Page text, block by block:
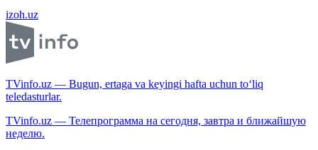
izoh.uz
TVinfo.uz — Bugun, ertaga va keyingi hafta uchun to‘liq
teledasturlar.
TVinfo.uz — Телепрограмма на сегодня, завтра и ближайшую
неделю.